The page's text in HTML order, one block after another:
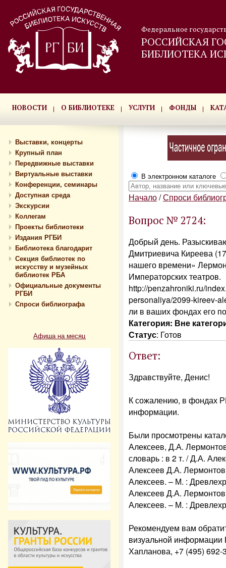
Федеральное
РОССИЙСКАЯ
БИБЛИОТЕКА
НОВОСТИ О БИБЛИОТЕКЕ УСЛУГИ ФОНДЫ
Выставки, концерты
Крупный план
Передвижные выставки
Виртуальные выставки
Конференции, семинары
Доступная среда
Экскурсии
Коллегам
Проекты библиотеки
Издания РГБИ
Библиотека благодарит
Секция библиотек по
искусству и музейных
библиотек РБА
Официальные документы
РГБИ
Спроси библиографа
Афиша на месяц
В электронном каталоге
Начало/Спроси
Вопрос № 2724:
Добрый день.
Дмитриевича Киреева
нашего времени»
Императорских театров.
http://penzahroniki.ru/
personaliya/2099-kireev-
ли в ваших фондах его
Категория: Вне
Статус: Готов
Ответ:
Здравствуйте, Денис!
К сожалению, в фондах
информации.
Были просмотрены
Алексеев, Д.А.
словарь : в 2 т. / Д.А.
Алексеев Д.А.
Алексеев. – М. :
Алексеев Д.А.
Алексеев. – М. :
Рекомендуем вам
визуальной информации
Хапланова, +7 (495) 692-